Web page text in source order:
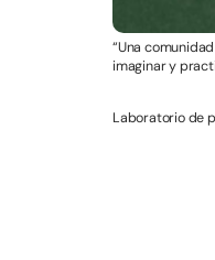
“Una
imaginar y
Laboratorio de